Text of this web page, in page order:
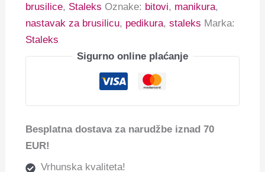
brusilice, Staleks Oznake: bitovi, manikura,
nastavak za brusilicu, pedikura,staleks Marka:
Staleks
Sigurno online plaćanje
Besplatna dostava za narudžbe iznad 70
EUR!
Vrhunska kvaliteta!